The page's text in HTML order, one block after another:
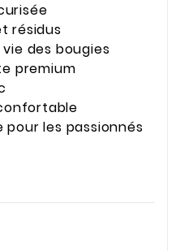
résidus
des bougies
premium
les passionnés